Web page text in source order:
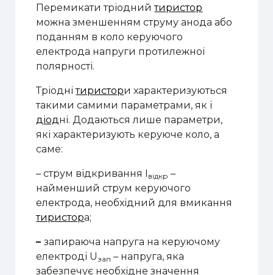
Перемикати тріоднийтиристор
можна зменшенням струму анода або
поданням в коло керуючого
електрода нап­руги протилежної
полярності.
Тріоднітиристори характеризуються
такими самими параметрами, як і
діод ні. Додаються лише параметри,
які ха­рактеризують керуюче коло, а
саме:
– струм відкривання I відкр –
найменший струм керуючого
електрода, необхідний для вмикання
тиристора;
–запираюча напруга на керуючому
електроді U зап – напруга, яка
забезпечує необхідне значення